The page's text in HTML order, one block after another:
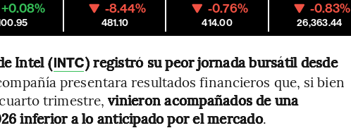
+0.08% -8.44%
481.10
-0.76%
414.00
-0.83%
26,363.44
Intel (INTC) registró su peor jornada bursátil desde
presentara resultados financieros que, si bien
trimestre,vinieron acompañados de una
inferior a lo anticipado por el mercado.